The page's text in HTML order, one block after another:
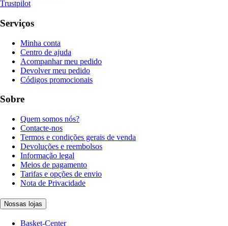
Trustpilot
Serviços
Minha conta
Centro de ajuda
Acompanhar meu pedido
Devolver meu pedido
Códigos promocionais
Sobre
Quem somos nós?
Contacte-nos
Termos e condições gerais de venda
Devoluções e reembolsos
Informação legal
Meios de pagamento
Tarifas e opções de envio
Nota de Privacidade
Nossas lojas
Basket-Center